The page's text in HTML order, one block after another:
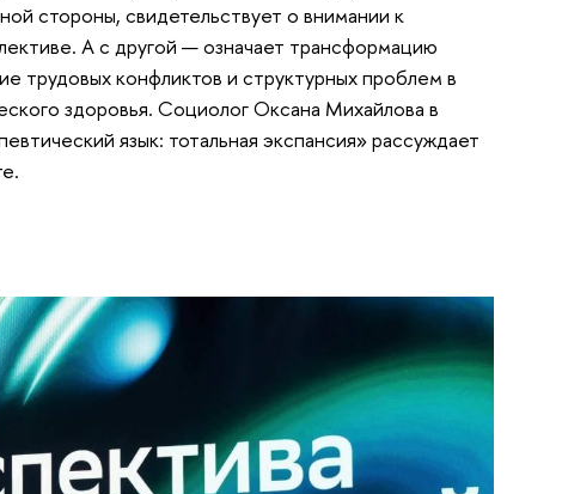
стороны, свидетельствует о внимании к
А с другой — означает трансформацию
трудовых конфликтов и структурных проблем в
здоровья. Социолог Оксана Михайлова в
язык: тотальная экспансия» рассуждает